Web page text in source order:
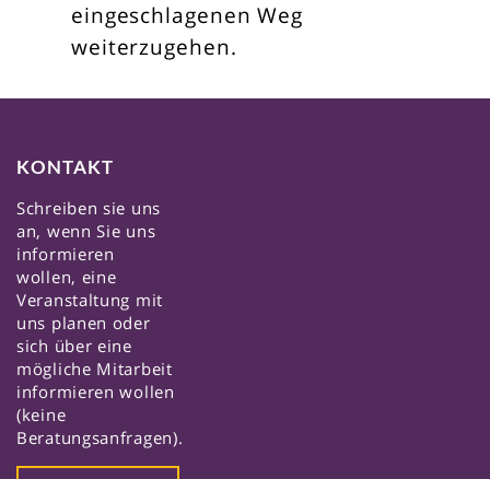
eingeschlagenen Weg
weiterzugehen.
KONTAKT
Schreiben sie uns
an, wenn Sie uns
informieren
wollen, eine
Veranstaltung mit
uns planen oder
sich über eine
mögliche Mitarbeit
informieren wollen
(keine
Beratungsanfragen).